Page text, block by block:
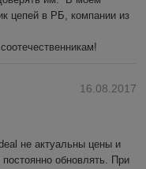
цепей в РБ, компании из
16.08.2017
не актуальны цены и
обновлять. При